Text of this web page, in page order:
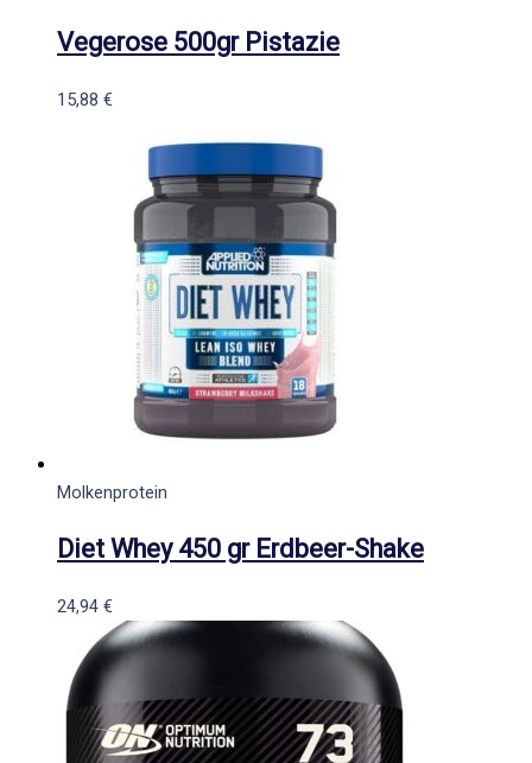
Vegerose 500gr Pistazie
15,88 €
Molkenprotein
Diet Whey 450 gr Erdbeer-Shake
24,94 €